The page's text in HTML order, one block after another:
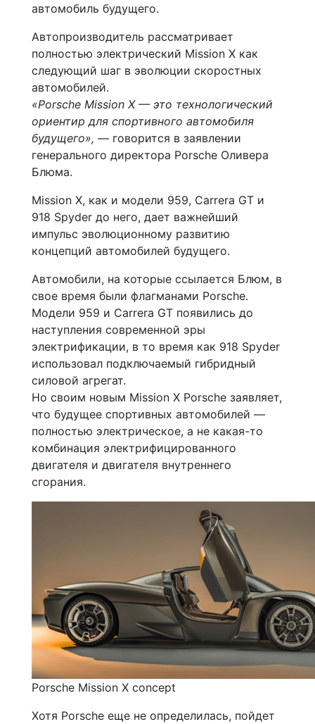
автомобиль будущего.
Автопроизводитель рассматривает
полностью электрический Mission X как
следующий шаг в эволюции скоростных
автомобилей.
«Porsche Mission X — это технологический
ориентир для спортивного автомобиля
будущего», — говорится в заявлении
генерального директора Porsche Оливера
Блюма.
Mission X, как и модели 959, Carrera GT и
918 Spyder до него, дает важнейший
импульс эволюционному развитию
концепций автомобилей будущего.
Автомобили, на которые ссылается Блюм, в
свое время были флагманами Porsche.
Модели 959 и Carrera GT появились до
наступления современной эры
электрификации, в то время как 918 Spyder
использовал подключаемый гибридный
силовой агрегат.
Но своим новым Mission X Porsche заявляет,
что будущее спортивных автомобилей —
полностью электрическое, а не какая-то
комбинация электрифицированного
двигателя и двигателя внутреннего
сгорания.
Porsche Mission X concept
Хотя Porsche еще не определилась, пойдет